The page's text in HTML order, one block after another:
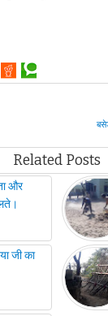
Related Posts
और
जी का